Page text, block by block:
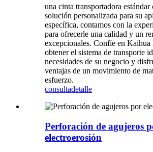
una cinta transportadora estándar
solución personalizada para su
específica, contamos con la
para ofrecerle una calidad y un
excepcionales. Confíe en Kaihua
obtener el sistema de transporte
necesidades de su negocio y
ventajas de un movimiento de
esfuerzo.
consultadetalle
Perforación de agujeros
electroerosión